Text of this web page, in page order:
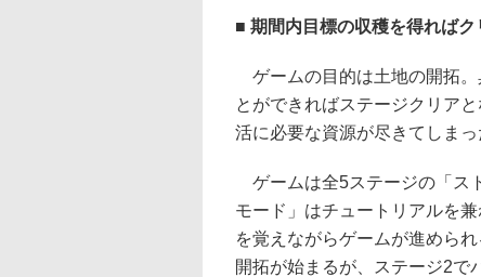
■ 期間内目標の収穫を得れば
ゲームの目的は土地の開拓。
とができればステージクリア
活に必要な資源が尽きてしま
ゲームは全5ステージの「ス
モード」はチュートリアルを
を覚えながらゲームが進めら
開拓が始まるが、ステージ2で